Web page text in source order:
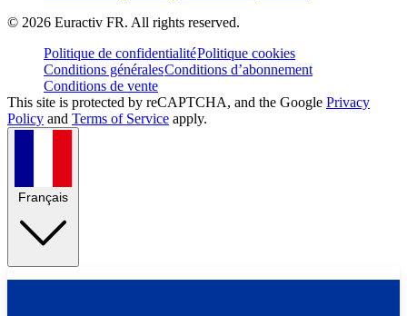
© 2026 Euractiv FR. All rights reserved.
Politique de confidentialitéPolitique cookies
Conditions généralesConditions d’abonnement
Conditions de vente
This site is protected by reCAPTCHA, and the Google Privacy
Policy and Terms of Service apply.
Français